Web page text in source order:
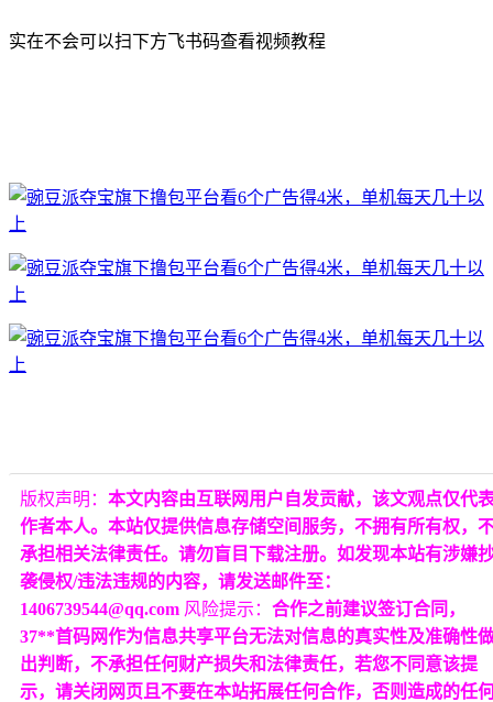
实在不会可以扫下方飞书码查看视频教程
版权声明： 本文内容由互联网用户自发贡献，该文观点仅代
作者本人。本站仅提供信息存储空间服务，不拥有所有权，
承担相关法律责任。请勿盲目下载注册。如发现本站有涉嫌
袭侵权/违法违规的内容，请发送邮件至：
1406739544@qq.com 风险提示： 合作之前建议签订合同，
37**首码网作为信息共享平台无法对信息的真实性及准确性
出判断，不承担任何财产损失和法律责任，若您不同意该提
示，请关闭网页且不要在本站拓展任何合作，否则造成的任